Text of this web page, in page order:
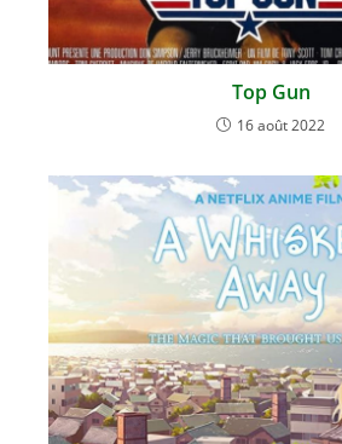
Top Gun
16 août 2022